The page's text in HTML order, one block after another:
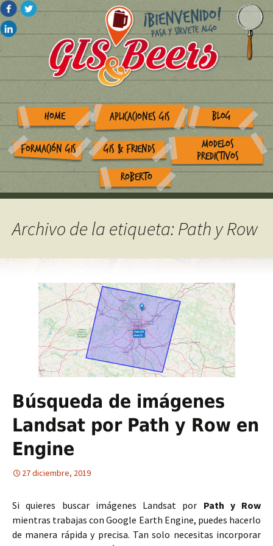
HOME APLICACIONES GIS BLOG
FORMACIÓN GIS GIS & FRIENDS
MODELOS
PREDICTIVOS
ROBERTO
Archivo de la etiqueta: Path y Row
Búsqueda de imágenes
Landsat por Path y Row en
Engine
27 diciembre, 2019
Si quieres buscar imágenes Landsat por Path y Row
mientras trabajas con Google Earth Engine, puedes hacerlo
de manera rápida y precisa. Tan solo necesitas incorporar